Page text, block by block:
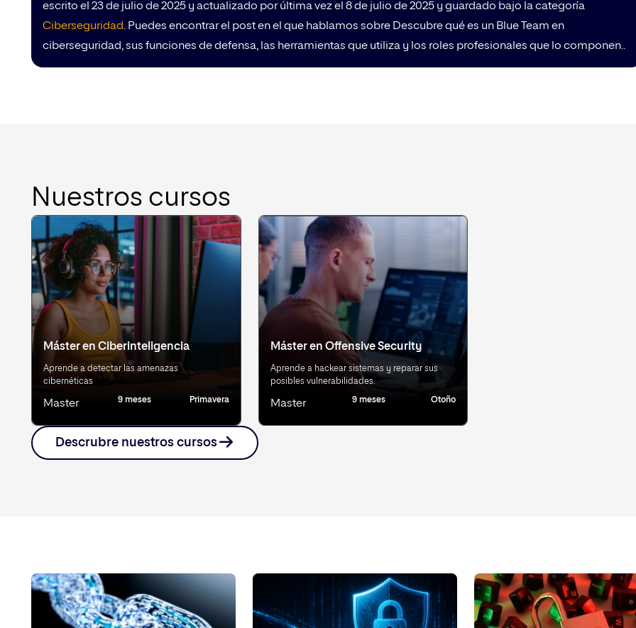
escrito el 23 de julio de 2025 y actualizado por última vez el 8 de julio de 2025 y guardado bajo la categoría
Ciberseguridad. Puedes encontrar el post en el que hablamos sobre Descubre qué es un Blue Team en
ciberseguridad, sus funciones de defensa, las herramientas que utiliza y los roles profesionales que lo componen..
Nuestros cursos
Máster en Ciberinteligencia
Aprende a detectar las amenazas
cibernéticas
Master 9 meses Primavera
Máster en Offensive Security
Aprende a hackear sistemas y reparar sus
posibles vulnerabilidades.
Master 9 meses Otoño
Descrubre nuestros cursos